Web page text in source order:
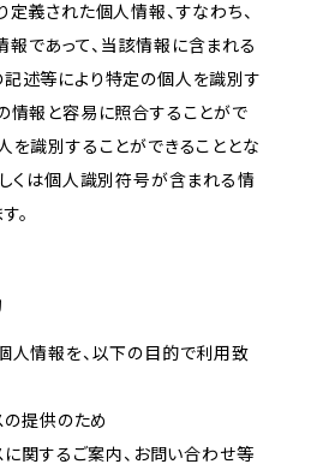
義された個人情報、すなわち、
であって、当該情報に含まれる
記述等により特定の個人を識別す
情報と容易に照合することがで
を識別することができることとな
しくは個人識別符号が含まれる情
。
人情報を、以下の目的で利用致
の提供のため
に関するご案内、お問い合わせ等